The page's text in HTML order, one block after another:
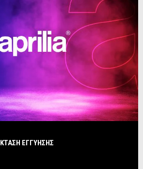
ΕΓΓΥΗΣΗΣ